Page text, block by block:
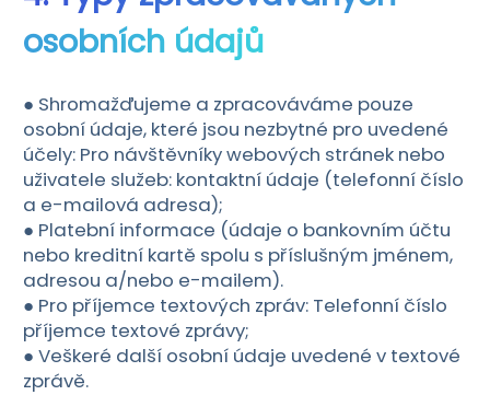
osobních údajů
● Shromažďujeme a zpracováváme pouze
osobní údaje, které jsou nezbytné pro uvedené
účely: Pro návštěvníky webových stránek nebo
uživatele služeb: kontaktní údaje (telefonní číslo
a e-mailová adresa);
● Platební informace (údaje o bankovním účtu
nebo kreditní kartě spolu s příslušným jménem,
adresou a/nebo e-mailem).
● Pro příjemce textových zpráv: Telefonní číslo
příjemce textové zprávy;
● Veškeré další osobní údaje uvedené v textové
zprávě.